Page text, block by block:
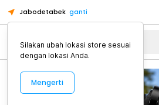
Jabodetabek ganti
Alat Kopi
Silakan ubah lokasi store sesuai
dengan lokasi Anda.
Mengerti